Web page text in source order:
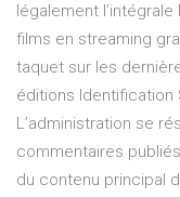
légalement
films en streaming
taquet sur les
éditions Identification
L’administration se
commentaires
du contenu principal